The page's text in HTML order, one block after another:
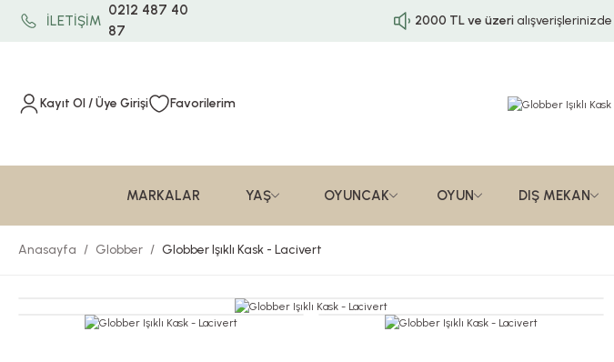
İLETİŞİM
0212 487 40
87
2000 TL ve üzerialışverişlerinizde
Kayıt Ol / Üye Girişi Favorilerim
MARKALAR YAŞ OYUNCAK OYUN DIŞ MEKAN
Anasayfa Globber Globber Işıklı Kask - Lacivert